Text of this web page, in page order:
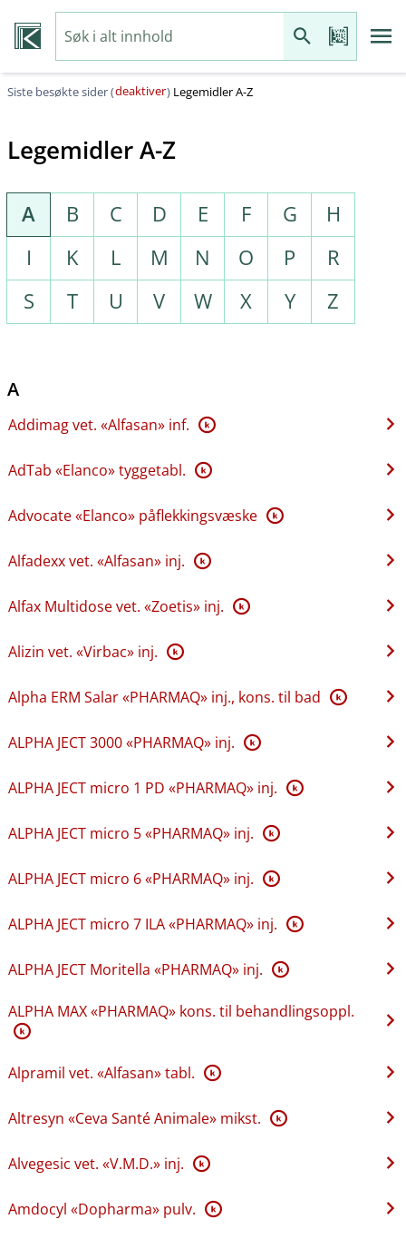
Siste besøkte sider (deaktiver) Legemidler A-Z
Legemidler A-Z
A B C D E F G
H
I
K L M N O P
R
S
T U V W X Y Z
A
Addimag vet. «Alfasan» inf. K
AdTab «Elanco» tyggetabl. K
Advocate «Elanco» påflekkingsvæske K
Alfadexx vet. «Alfasan» inj. K
Alfax Multidose vet. «Zoetis» inj. K
Alizin vet. «Virbac» inj. K
Alpha ERM Salar «PHARMAQ» inj., kons. til bad K
ALPHA JECT 3000 «PHARMAQ» inj. K
ALPHA JECT micro 1 PD «PHARMAQ» inj. K
ALPHA JECT micro 5 «PHARMAQ» inj. K
ALPHA JECT micro 6 «PHARMAQ» inj. K
ALPHA JECT micro 7 ILA «PHARMAQ» inj. K
ALPHA JECT Moritella «PHARMAQ» inj. K
ALPHA MAX «PHARMAQ» kons. til behandlingsoppl.
K
Alpramil vet. «Alfasan» tabl. K
Altresyn «Ceva Santé Animale» mikst. K
Alvegesic vet. «V.M.D.» inj. K
Amdocyl «Dopharma» pulv. K